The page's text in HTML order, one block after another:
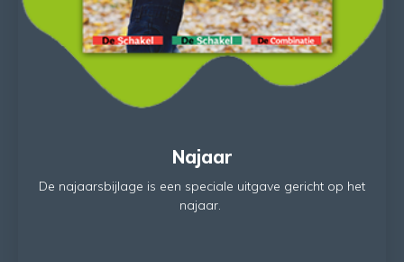
Najaar
De najaarsbijlage is een speciale uitgave gericht op het
najaar.